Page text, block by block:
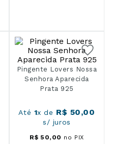
Pingente Lovers Nossa
Senhora Aparecida
Prata 925
Até 1x de R$ 50,00
s/ juros
R$ 50, 00 no PIX